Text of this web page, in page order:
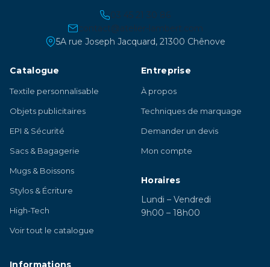
03 45 21 30 86
contact@atelier-lambert.com
5A rue Joseph Jacquard, 21300 Chênove
Catalogue
Textile personnalisable
Objets publicitaires
EPI & Sécurité
Sacs & Bagagerie
Mugs & Boissons
Stylos & Écriture
High-Tech
Voir tout le catalogue
Entreprise
À propos
Techniques de marquage
Demander un devis
Mon compte
Horaires
Lundi – Vendredi
9h00 – 18h00
Informations